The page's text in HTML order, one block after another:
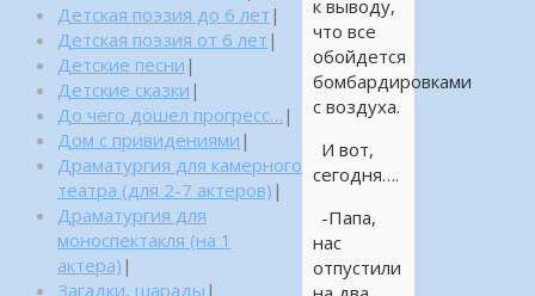
к выводу,
что все
обойдется
бомбардировками
с воздуха.
И вот,
сегодня….
-Папа,
нас
отпустили
Детская поэзия до 6 лет |
Детская поэзия от 6 лет |
Детские песни |
Детские сказки |
До чего дошел прогресс… |
Дом с привидениями |
Драматургия для камерного
театра (для 2-7 актеров) |
Драматургия для
моноспектакля (на 1
актера) |
Загадки, шарады |